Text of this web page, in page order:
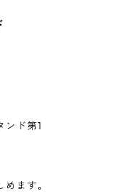
ンド第1
ます。